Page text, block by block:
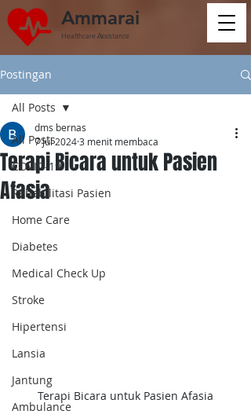
Ammarai
Healthcare Assistance
Postingan
All Posts
COVID-19
Rehabilitasi Pasien
Home Care
Diabetes
Medical Check Up
Stroke
Hipertensi
Lansia
Jantung
Ambulance
All Posts
Terapi Bicara untuk Pasien
Afasia
dms bernas
7 Jul 20243 menit membaca
Terapi Bicara untuk Pasien Afasia